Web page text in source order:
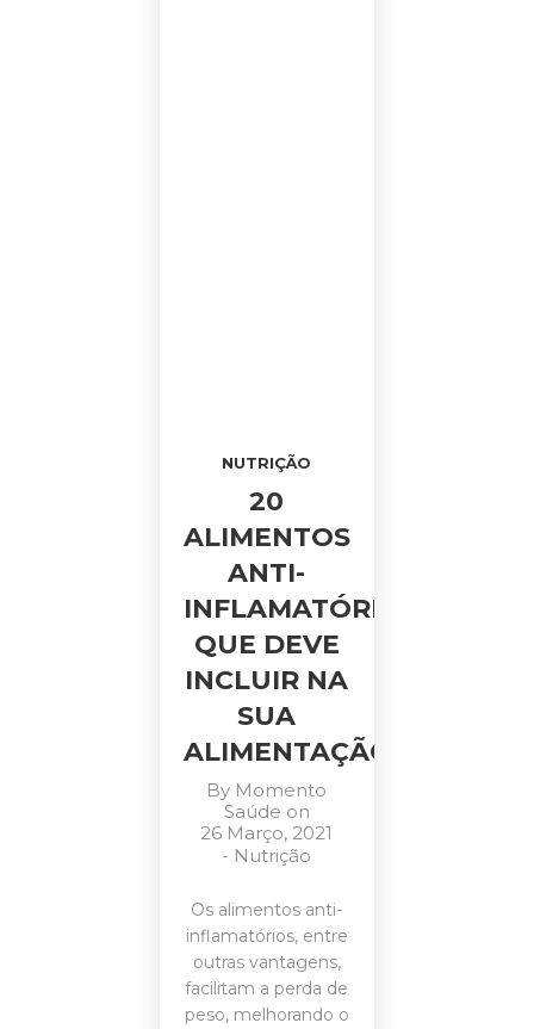
NUTRIÇÃO
20
ALIMENTOS
ANTI-
INFLAMATÓRIOS
QUE DEVE
INCLUIR NA
SUA
ALIMENTAÇÃO
By Momento
Saúde on
26 Março, 2021
- Nutrição
Os alimentos anti-
inflamatórios, entre
outras vantagens,
facilitam a perda de
peso, melhorando o